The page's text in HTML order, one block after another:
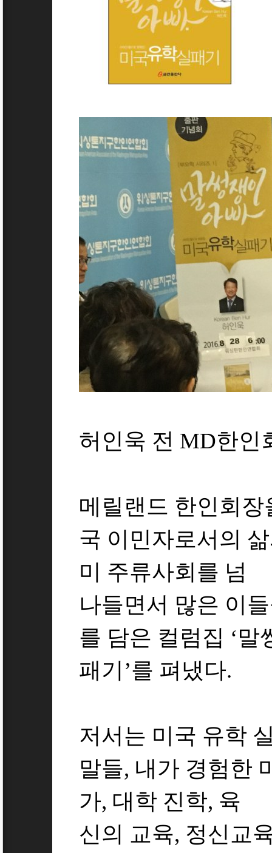
허인욱 전 MD한인
메릴랜드 한인회
국 이민자로서의
미 주류사회를 넘
나들면서 많은 이
를 담은 컬럼집 ‘
패기’를 펴냈다.
저서는 미국 유학
말들, 내가 경험한
가, 대학 진학, 육
신의 교육, 정신교